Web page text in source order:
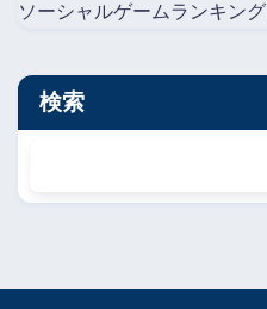
ソーシャルゲームランキング
検索